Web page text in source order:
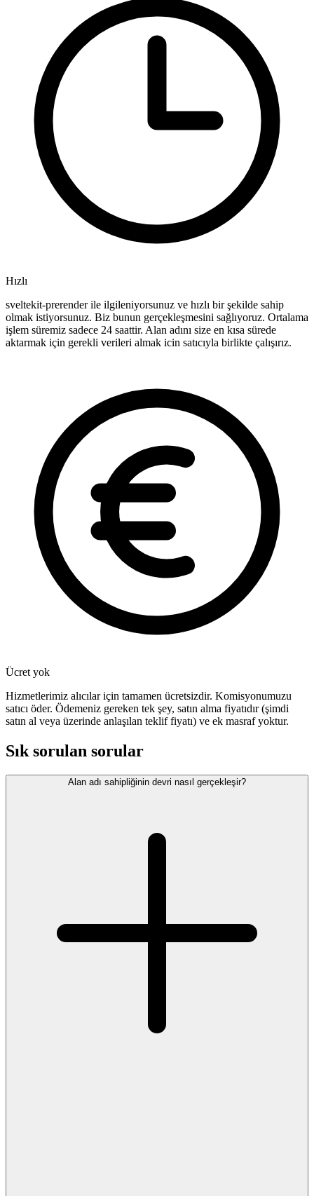
Hızlı
sveltekit-prerender ile ilgileniyorsunuz ve hızlı bir şekilde sahip
olmak istiyorsunuz. Biz bunun gerçekleşmesini sağlıyoruz. Ortalama
işlem süremiz sadece 24 saattir. Alan adını size en kısa sürede
aktarmak için gerekli verileri almak icin satıcıyla birlikte çalışırız.
Ücret yok
Hizmetlerimiz alıcılar için tamamen ücretsizdir. Komisyonumuzu
satıcı öder. Ödemeniz gereken tek şey, satın alma fiyatıdır (şimdi
satın al veya üzerinde anlaşılan teklif fiyatı) ve ek masraf yoktur.
Sık sorulan sorular
Alan adı sahipliğinin devri nasıl gerçekleşir?